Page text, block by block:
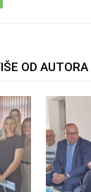
OD AUTORA